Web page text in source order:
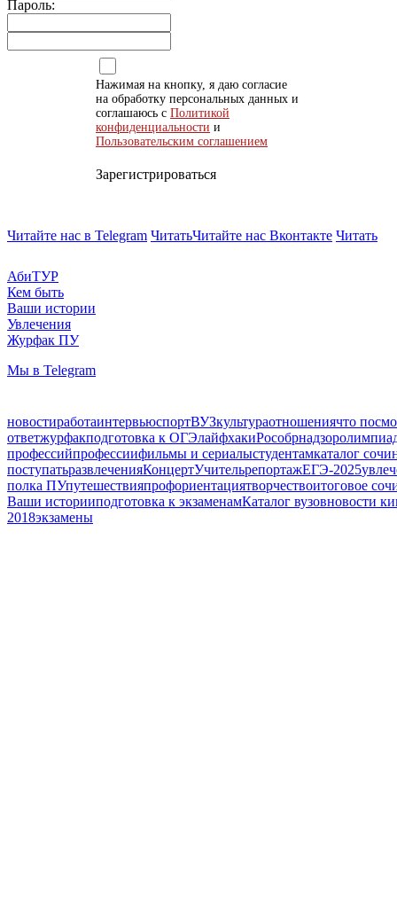
Пароль:
Нажимая на кнопку, я даю согласие
на обработку персональных данных и
соглашаюсь с Политикой
конфиденциальности и
Пользовательским соглашением
Зарегистрироваться
Читайте нас в Telegram ЧитатьЧитайте нас Вконтакте Читать
АбиТУР
Кем быть
Ваши истории
Увлечения
Журфак ПУ
Мы в Telegram
новостиработаинтервьюспортВУЗкультураотношениячто
ответжурфакподготовка к ОГЭлайфхакиРособрнадзор
профессийпрофессиифильмы и сериалыстудентамкаталог
поступатьразвлеченияКонцертУчительрепортажЕГЭ-2025
полка ПУпутешествияпрофориентациятворчествоитоговое
Ваши историиподготовка к экзаменамКаталог вузовновости
2018экзамены